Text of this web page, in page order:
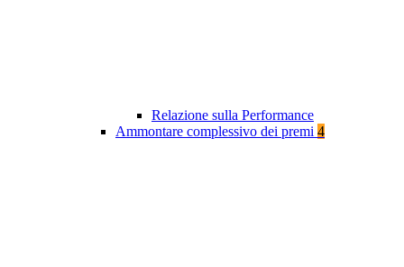
Relazione sulla Performance
Ammontare complessivo dei premi 4